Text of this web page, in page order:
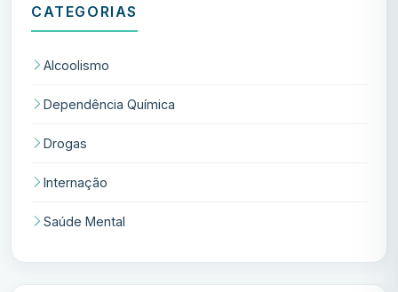
CATEGORIAS
Alcoolismo
Dependência Química
Drogas
Internação
Saúde Mental